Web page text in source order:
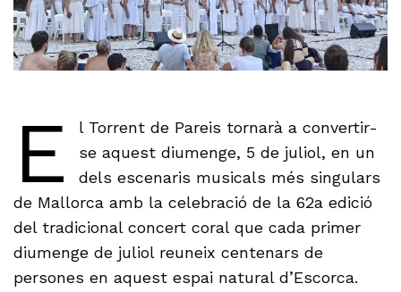
E
l Torrent de Pareis tornarà a convertir-
se aquest diumenge, 5 de juliol, en un
dels escenaris musicals més singulars
de Mallorca amb la celebració de la 62a edició
del tradicional concert coral que cada primer
diumenge de juliol reuneix centenars de
persones en aquest espai natural d’Escorca.